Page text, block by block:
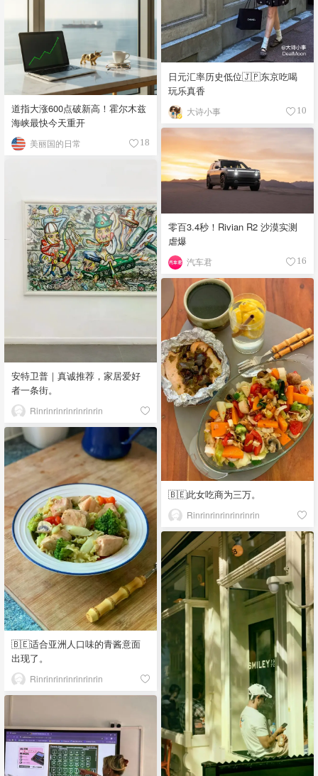
日元汇率历史低位🇯🇵东京吃喝
玩乐真香
大诗小事 10
道指大涨600点破新高！霍尔木兹
海峡最快今天重开
美丽国的日常 18
零百3.4秒！Rivian R2 沙漠实测
虐爆
汽车君 16
安特卫普｜真诚推荐，家居爱好
者一条街。
Rinrinrinrinrinrinrin
🇧🇪此女吃商为三万。
Rinrinrinrinrinrinrin
🇧🇪适合亚洲人口味的青酱意面
出现了。
Rinrinrinrinrinrinrin